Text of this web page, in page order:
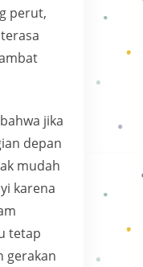
perut,
jika
depan
mudah
karena
tetap
gerakan